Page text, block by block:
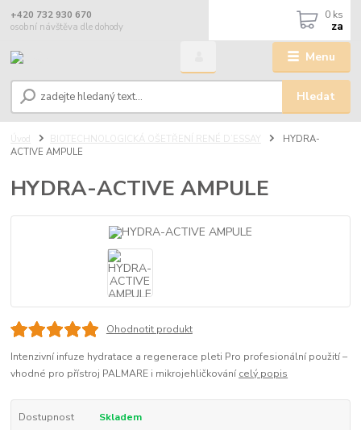
Menu
Hledat
+420 732 930 670
osobní návštěva dle dohody
0 ks
za
Úvod BIOTECHNOLOGICKÁ OŠETŘENÍ RENÉ D’ESSAY
HYDRA-
ACTIVE AMPULE
HYDRA-ACTIVE AMPULE
Ohodnotit produkt
Intenzivní infuze hydratace a regenerace pleti Pro profesionální použití –
vhodné pro přístroj PALMARE i mikrojehličkovánícelý popis
Dostupnost
Skladem